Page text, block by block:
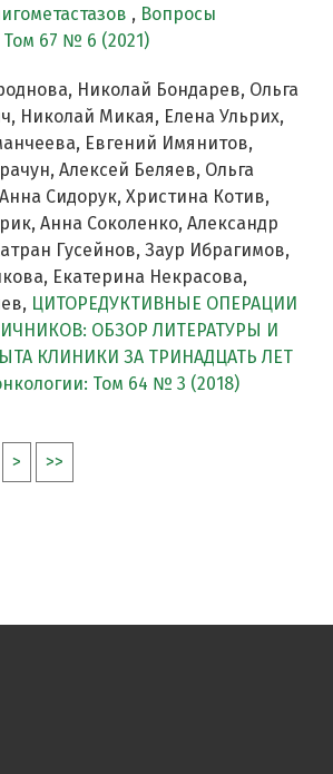
, Вопросы
67 № 6 (2021)
Николай Бондарев, Ольга
Николай Микая, Елена Ульрих,
Евгений Имянитов,
Алексей Беляев, Ольга
Сидорук, Христина Котив,
Анна Соколенко, Александр
Гусейнов, Заур Ибрагимов,
Екатерина Некрасова,
ЦИТОРЕДУКТИВНЫЕ ОПЕРАЦИИ
ОБЗОР ЛИТЕРАТУРЫ И
КЛИНИКИ ЗА ТРИНАДЦАТЬ ЛЕТ
Том 64 № 3 (2018)
> >>